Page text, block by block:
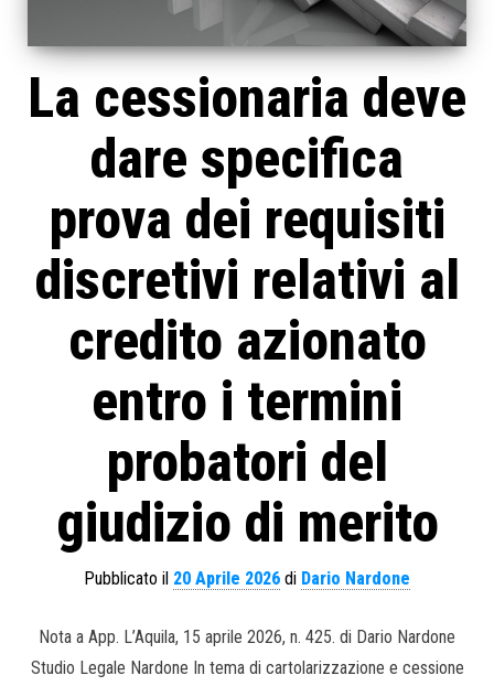
La cessionaria deve
dare specifica
prova dei requisiti
discretivi relativi al
credito azionato
entro i termini
probatori del
giudizio di merito
Pubblicato il 20 Aprile 2026 di Dario Nardone
Nota a App. L’Aquila, 15 aprile 2026, n. 425. di Dario Nardone
Studio Legale Nardone In tema di cartolarizzazione e cessione